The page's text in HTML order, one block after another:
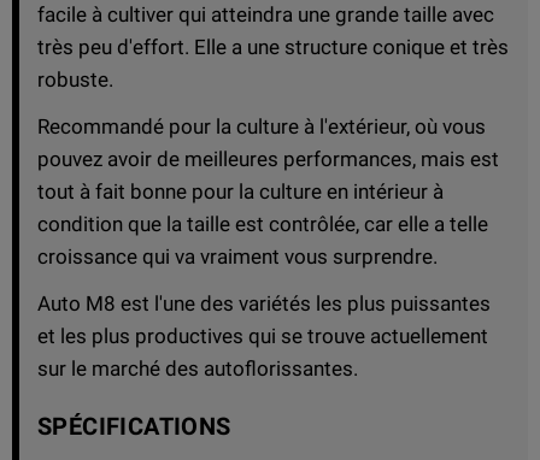
facile à cultiver qui atteindra une grande taille avec
très peu d'effort. Elle a une structure conique et très
robuste.
Recommandé pour la culture à l'extérieur, où vous
pouvez avoir de meilleures performances, mais est
tout à fait bonne pour la culture en intérieur à
condition que la taille est contrôlée, car elle a telle
croissance qui va vraiment vous surprendre.
Auto M8 est l'une des variétés les plus puissantes
et les plus productives qui se trouve actuellement
sur le marché des autoflorissantes.
SPÉCIFICATIONS